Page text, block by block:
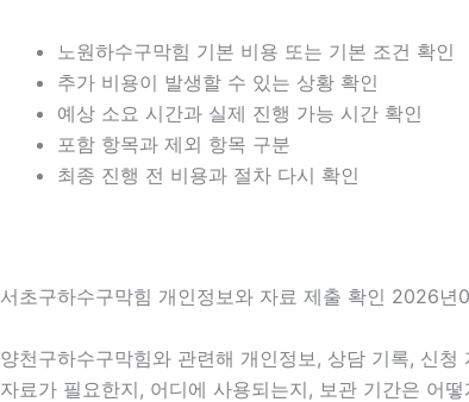
노원하수구막힘 기본 비용 또는 기본 조건 확인
추가 비용이 발생할 수 있는 상황 확인
예상 소요 시간과 실제 진행 가능 시간 확인
포함 항목과 제외 항목 구분
최종 진행 전 비용과 절차 다시 확인
서초구하수구막힘 개인정보와 자료 제출 확인 2026년
양천구하수구막힘와 관련해 개인정보, 상담 기록, 신
자료가 필요한지, 어디에 사용되는지, 보관 기간은 어